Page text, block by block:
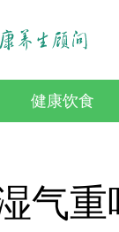
健康饮食
气